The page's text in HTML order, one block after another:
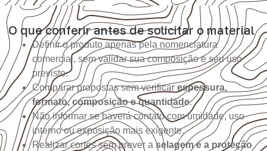
O que conferir antes de solicitar o material
Definir o produto apenas pela nomenclatura
comercial, sem validar sua composição e seu uso
previsto.
Comparar propostas sem verificar espessura,
formato, composição e quantidade.
Não informar se haverá contato com umidade, uso
interno ou exposição mais exigente.
Realizar cortes sem prever a selagem e a proteção